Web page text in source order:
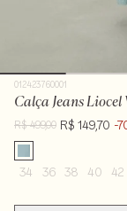
012423760001
Calça Jeans Liocel
R$ 499,00 R$ 149,70 -
34 36 38 40 42